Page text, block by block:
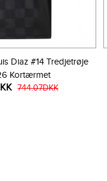
Diaz #14 Tredjetrøje
Kortærmet
744.07DKK